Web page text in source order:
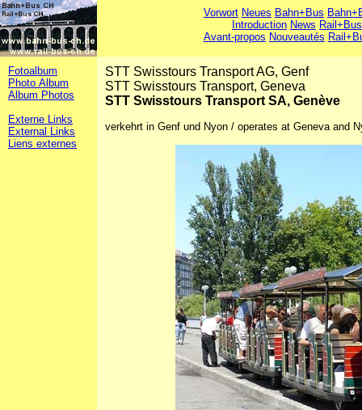
Vorwort Neues Bahn+Bus
Introduction News Rail+Bus
Avant-propos Nouveautés
Fotoalbum
Photo Album
Album Photos
Externe Links
External Links
Liens externes
STT Swisstours Transport AG, Genf
STT Swisstours Transport, Geneva
STT Swisstours Transport SA, Genève
verkehrt in Genf und Nyon / operates at Geneva and